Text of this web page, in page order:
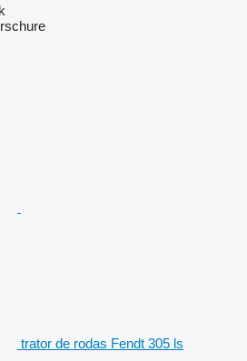
trator de rodas Fendt 305 ls